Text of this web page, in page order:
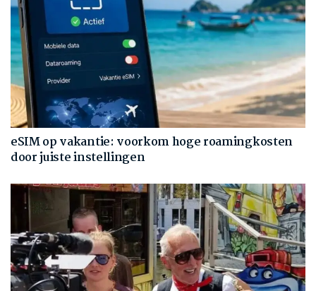
eSIM op vakantie: voorkom hoge roamingkosten
door juiste instellingen